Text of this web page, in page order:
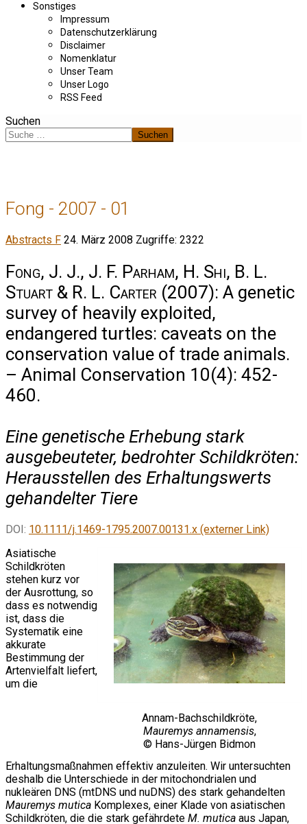
Sonstiges
Impressum
Datenschutzerklärung
Disclaimer
Nomenklatur
Unser Team
Unser Logo
RSS Feed
Suchen
Suchen
Fong - 2007 - 01
Abstracts F 24. März 2008 Zugriffe: 2322
Fong, J. J., J. F. Parham, H. Shi, B. L.
Stuart & R. L. Carter (2007): A genetic
survey of heavily exploited,
endangered turtles: caveats on the
conservation value of trade animals.
– Animal Conservation 10(4): 452-
460.
Eine genetische Erhebung stark
ausgebeuteter, bedrohter Schildkröten:
Herausstellen des Erhaltungswerts
gehandelter Tiere
DOI: 10.1111/j.1469-1795.2007.00131.x (externer Link)
Annam-Bachschildkröte,
Mauremys annamensis,
© Hans-Jürgen Bidmon
Asiatische
Schildkröten
stehen kurz vor
der Ausrottung, so
dass es notwendig
ist, dass die
Systematik eine
akkurate
Bestimmung der
Artenvielfalt liefert,
um die
Erhaltungsmaßnahmen effektiv anzuleiten. Wir untersuchten
deshalb die Unterschiede in der mitochondrialen und
nukleären DNS (mtDNS und nuDNS) des stark gehandelten
Mauremys mutica Komplexes, einer Klade von asiatischen
Schildkröten, die die stark gefährdete M. mutica aus Japan,